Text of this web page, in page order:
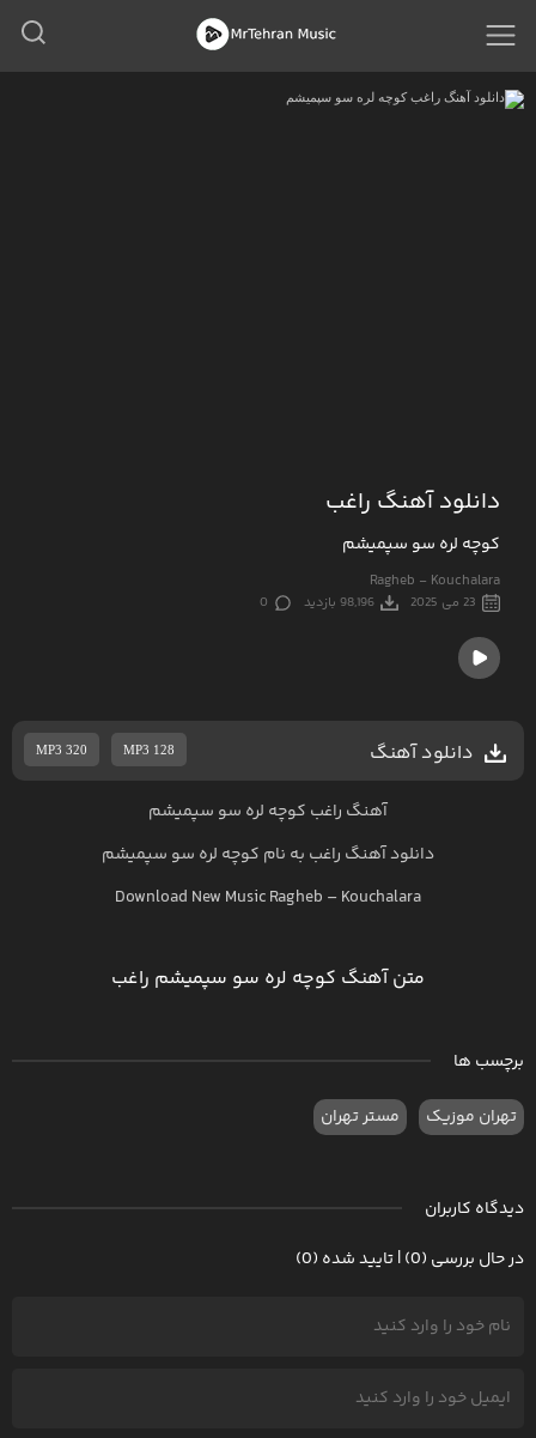
دانلود آهنگ راغب
کوچه لره سو سپمیشم
Ragheb - Kouchalara
23 می 2025 98,196 بازدید 0
دانلود آهنگ MP3 320 MP3 128
آهنگ راغب کوچه لره سو سپمیشم
دانلود آهنگ راغب به نام کوچه لره سو سپمیشم
Download New MusicRagheb – Kouchalara
متن آهنگ کوچه لره سو سپمیشم راغب
برچسب ها
تهران موزیک مستر تهران
دیدگاه کاربران
در حال بررسی (0) | تایید شده (0)